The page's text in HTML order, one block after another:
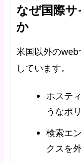
なぜ国際
か
米国以外の
しています。
ホステ
うなポ
検索エ
クスを